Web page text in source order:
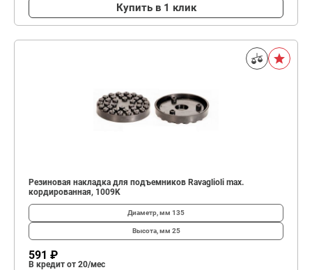
Купить в 1 клик
Резиновая накладка для подъемников Ravaglioli max.
кордированная, 1009K
Диаметр, мм 135
Высота, мм 25
591 ₽
В кредит от 20/мес